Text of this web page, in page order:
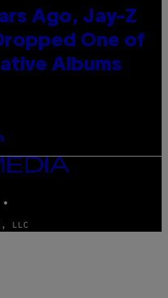
Ago, Jay-Z
One of
Albums
LLC